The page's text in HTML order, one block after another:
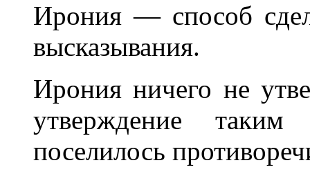
Ирония — способ
высказывания.
Ирония ничего не
утверждение
поселилось